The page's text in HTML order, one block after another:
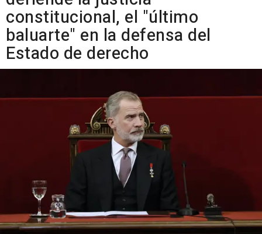
constitucional, el "último
baluarte" en la defensa del
Estado de derecho